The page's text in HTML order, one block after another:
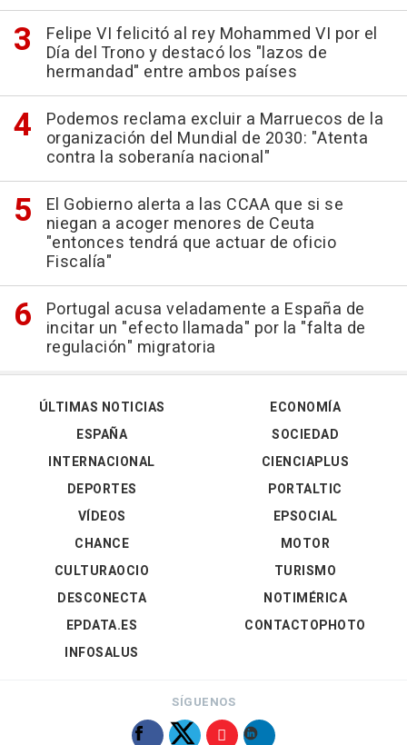
Felipe VI felicitó al rey Mohammed VI por el
Día del Trono y destacó los "lazos de
hermandad" entre ambos países
Podemos reclama excluir a Marruecos de la
organización del Mundial de 2030: "Atenta
contra la soberanía nacional"
El Gobierno alerta a las CCAA que si se
niegan a acoger menores de Ceuta
"entonces tendrá que actuar de oficio
Fiscalía"
Portugal acusa veladamente a España de
incitar un "efecto llamada" por la "falta de
regulación" migratoria
ÚLTIMAS NOTICIAS
ESPAÑA
INTERNACIONAL
DEPORTES
VÍDEOS
ECONOMÍA
SOCIEDAD
CIENCIAPLUS
PORTALTIC
EPSOCIAL
CHANCE
CULTURAOCIO
DESCONECTA
EPDATA.ES
INFOSALUS
MOTOR
TURISMO
NOTIMÉRICA
CONTACTOPHOTO
SÍGUENOS